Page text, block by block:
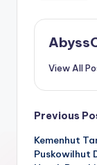
View All
Post
Previous
Kemenhut
Puskowilhut